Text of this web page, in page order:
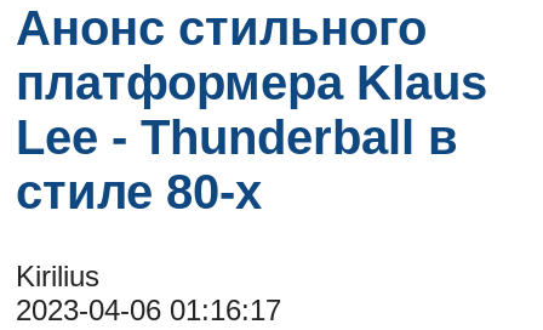
Анонс стильного
платформера Klaus
Lee - Thunderball в
стиле 80-х
Kirilius
2023-04-06 01:16:17